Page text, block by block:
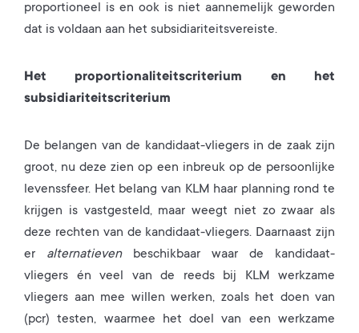
proportioneel is en ook is niet aannemelijk geworden
dat is voldaan aan het subsidiariteitsvereiste.
Het proportionaliteitscriterium en het
subsidiariteitscriterium
De belangen van de kandidaat-vliegers in de zaak zijn
groot, nu deze zien op een inbreuk op de persoonlijke
levenssfeer. Het belang van KLM haar planning rond te
krijgen is vastgesteld, maar weegt niet zo zwaar als
deze rechten van de kandidaat-vliegers. Daarnaast zijn
er alternatievenbeschikbaar waar de kandidaat-
vliegers én veel van de reeds bij KLM werkzame
vliegers aan mee willen werken, zoals het doen van
(pcr) testen, waarmee het doel van een werkzame